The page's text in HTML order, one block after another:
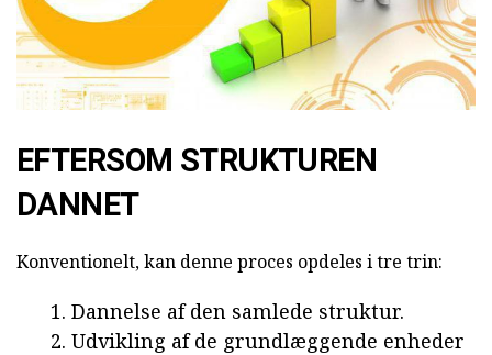
EFTERSOM STRUKTUREN
DANNET
Konventionelt, kan denne proces opdeles i tre trin:
Dannelse af den samlede struktur.
Udvikling af de grundlæggende enheder